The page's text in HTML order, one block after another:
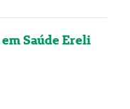
Saúde Ereli